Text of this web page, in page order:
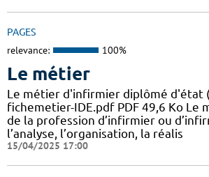
PAGES
relevance: 100%
Le métier
Le métier d'infirmier diplômé d'état
fichemetier-IDE.pdf PDF 49,6 Ko Le
de la profession d’infirmier ou
l’analyse, l’organisation, la réalis
15/04/2025 17:00